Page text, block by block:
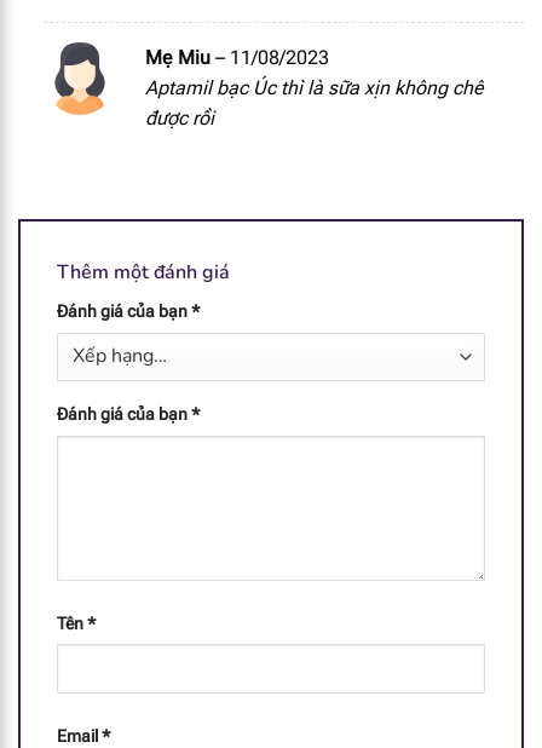
Mẹ Miu – 11/08/2023
Aptamil bạc Úc thì là sữa xịn không chê
được rồi
Thêm một đánh giá
Đánh giá của bạn*
Đánh giá của bạn*
Tên*
Email *